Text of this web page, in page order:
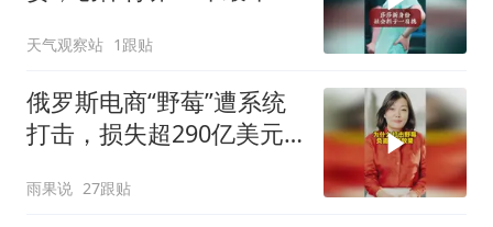
天气观察站 1跟贴
俄罗斯电商“野莓”遭系统
打击，损失超290亿美元#
雨果说 27跟贴